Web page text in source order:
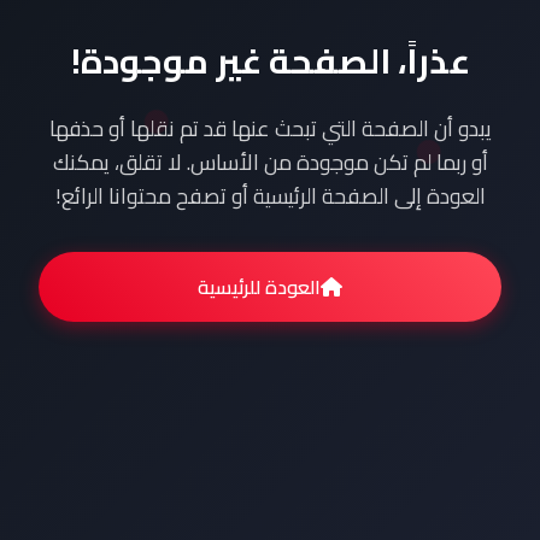
عذراً، الصفحة غير موجودة!
يبدو أن الصفحة التي تبحث عنها قد تم نقلها أو حذفها
أو ربما لم تكن موجودة من الأساس. لا تقلق، يمكنك
العودة إلى الصفحة الرئيسية أو تصفح محتوانا الرائع!
العودة للرئيسية